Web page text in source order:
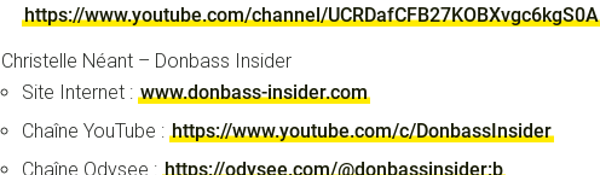
https://www.youtube.com/channel/UCRDafCFB27KOBXvgc6kgS0A
Christelle Néant – Donbass Insider
Site Internet : www.donbass-insider.com
Chaîne YouTube : https://www.youtube.com/c/DonbassInsider
Chaîne Odysee : https://odysee.com/@donbassinsider:b